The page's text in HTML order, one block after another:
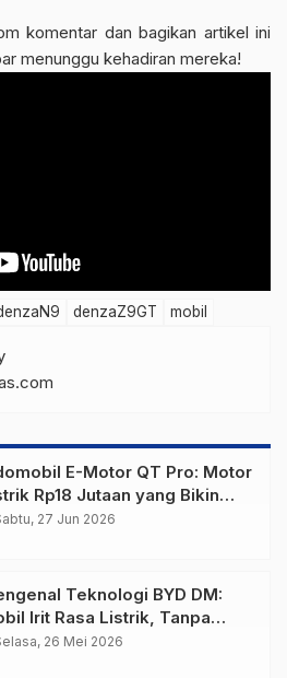
komentar dan bagikan artikel ini
menunggu kehadiran mereka!
denzaZ9GT mobil
E-Motor QT Pro: Motor
Rp18 Jutaan yang Bikin
27 Jun 2026
Teknologi BYD DM:
Irit Rasa Listrik, Tanpa
Kehabisan Daya
26 Mei 2026